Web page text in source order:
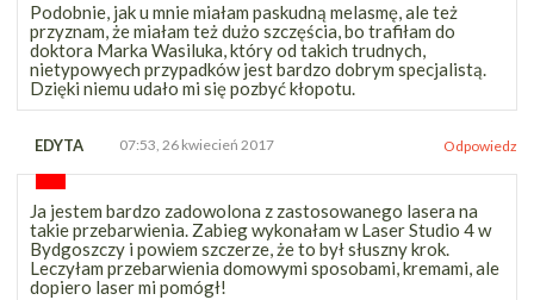
Podobnie, jak u mnie miałam paskudną melasmę, ale też
przyznam, że miałam też dużo szczęścia, bo trafiłam do
doktora Marka Wasiluka, który od takich trudnych,
nietypowyech przypadków jest bardzo dobrym specjalistą.
Dzięki niemu udało mi się pozbyć kłopotu.
Odpowiedz
EDYTA 07:53, 26 kwiecień 2017
Ja jestem bardzo zadowolona z zastosowanego lasera na
takie przebarwienia. Zabieg wykonałam w Laser Studio 4 w
Bydgoszczy i powiem szczerze, że to był słuszny krok.
Leczyłam przebarwienia domowymi sposobami, kremami, ale
dopiero laser mi pomógł!